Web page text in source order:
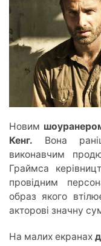
Новим
Кенг. Вона
виконавчим
Граймса
провідним
образ якого
акторові значну
На малих екранах